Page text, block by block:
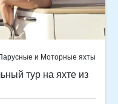
и Моторные яхты
тур на яхте из